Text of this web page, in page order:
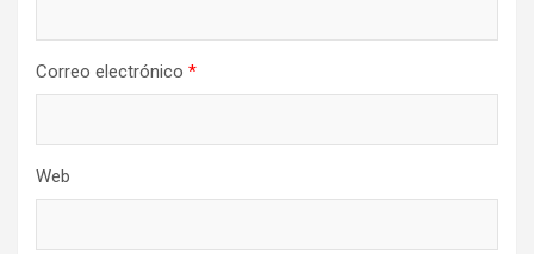
Correo electrónico *
Web